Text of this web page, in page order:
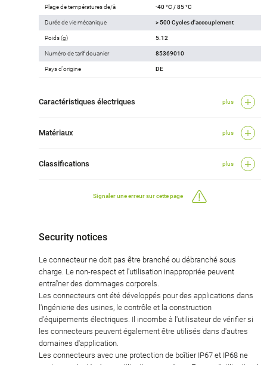
Plage de températures de/à -40 °C / 85 °C
Durée de vie mécanique > 500 Cycles d'accouplement
Poids (g) 5.12
Numéro de tarif douanier 85369010
Pays d'origine DE
Caractéristiques électriques plus
Matériaux plus
Classifications plus
Signaler une erreur sur cette page
Security notices
Le connecteur ne doit pas être branché ou débranché sous
charge. Le non-respect et l'utilisation inappropriée peuvent
entraîner des dommages corporels.
Les connecteurs ont été développés pour des applications dans
l'ingénierie des usines, le contrôle et la construction
d'équipements électriques. Il incombe à l'utilisateur de vérifier si
les connecteurs peuvent également être utilisés dans d'autres
domaines d'application.
Les connecteurs avec une protection de boîtier IP67 et IP68 ne